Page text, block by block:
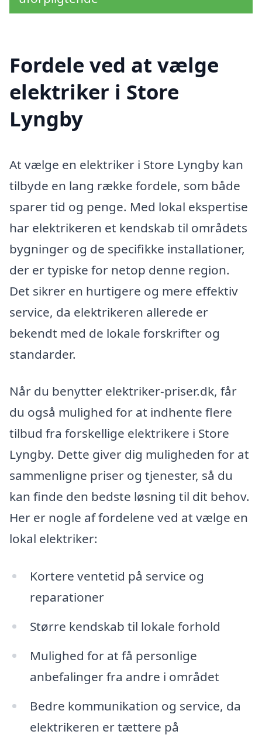
Fordele ved at vælge
elektriker i Store
Lyngby
At vælge en elektriker i Store Lyngby kan
tilbyde en lang række fordele, som både
sparer tid og penge. Med lokal ekspertise
har elektrikeren et kendskab til områdets
bygninger og de specifikke installationer,
der er typiske for netop denne region.
Det sikrer en hurtigere og mere effektiv
service, da elektrikeren allerede er
bekendt med de lokale forskrifter og
standarder.
Når du benytter elektriker-priser.dk, får
du også mulighed for at indhente flere
tilbud fra forskellige elektrikere i Store
Lyngby. Dette giver dig muligheden for at
sammenligne priser og tjenester, så du
kan finde den bedste løsning til dit behov.
Her er nogle af fordelene ved at vælge en
lokal elektriker:
Kortere ventetid på service og
reparationer
Større kendskab til lokale forhold
Mulighed for at få personlige
anbefalinger fra andre i området
Bedre kommunikation og service, da
elektrikeren er tættere på